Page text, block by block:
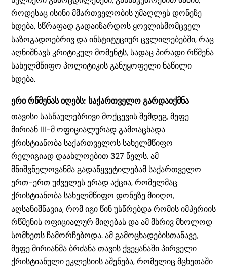
როდესაც ისინი მმართველობის უმაღლეს დონეზე
ხდება, სწრაფად გადაიზარდოს ყოვლისმომცველ
საზოგადოებრივ და ინსტიტუციურ ცვლილებებში, რაც
აღნიშნავს კრიტიკულ მომენტს, სადაც პირადი რწმენა
სახელმწიფო პოლიტიკის განუყოფელი ნაწილი
ხდება.
ერი რწმენას იღებს: საქართველო გარდაიქმნა
თავისი სასწაულებრივი მოქცევის შემდეგ, მეფე
მირიან III-მ ოფიციალურად გამოაცხადა
ქრისტიანობა საქართველოს სახელმწიფო
რელიგიად დაახლოებით 327 წელს. ამ
მნიშვნელოვანმა გადაწყვეტილებამ საქართველო
ერთ-ერთ უძველეს ერად აქცია, რომელმაც
ქრისტიანობა სახელმწიფო დონეზე მიიღო,
აღსანიშნავია, რომ იგი წინ უსწრებდა რომის იმპერიის
რწმენის ოფიციალურ მიღებას და ამ მხრივ მხოლოდ
სომხეთს ჩამორჩებოდა. ამ გამოცხადებისთანავე,
მეფე მირიანმა ბრძანა თავის ქვეყანაში პირველი
ქრისტიანული ეკლესიის აშენება, რომელიც მცხეთაში